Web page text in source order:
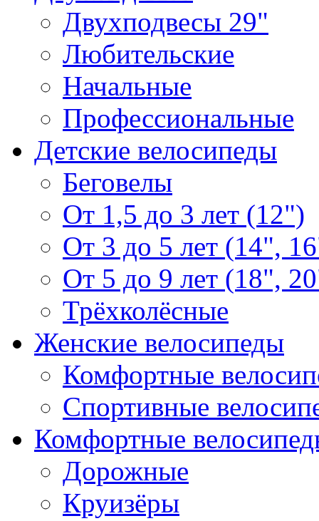
Двухподвесы 29"
Любительские
Начальные
Профессиональные
Детские велосипеды
Беговелы
От 1,5 до 3 лет (12")
От 3 до 5 лет (14",
От 5 до 9 лет (18",
Трёхколёсные
Женские велосипеды
Комфортные
Спортивные
Комфортные
Дорожные
Круизёры